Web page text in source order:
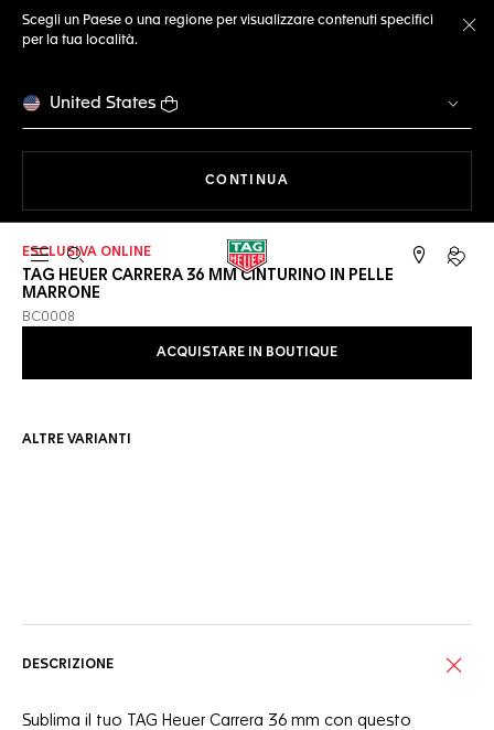
Scegli un Paese o una regione per visualizzare contenuti specifici
per la tua località.
United States
CONTINUA
Apri la ricerca
ESCLUSIVA ONLINE
TAG HEUER CARRERA 36 MM CINTURINO IN PELLE
MARRONE
BC0008
ACQUISTARE IN BOUTIQUE
ALTRE VARIANTI
DESCRIZIONE
Sublima il tuo TAG Heuer Carrera 36 mm con questo